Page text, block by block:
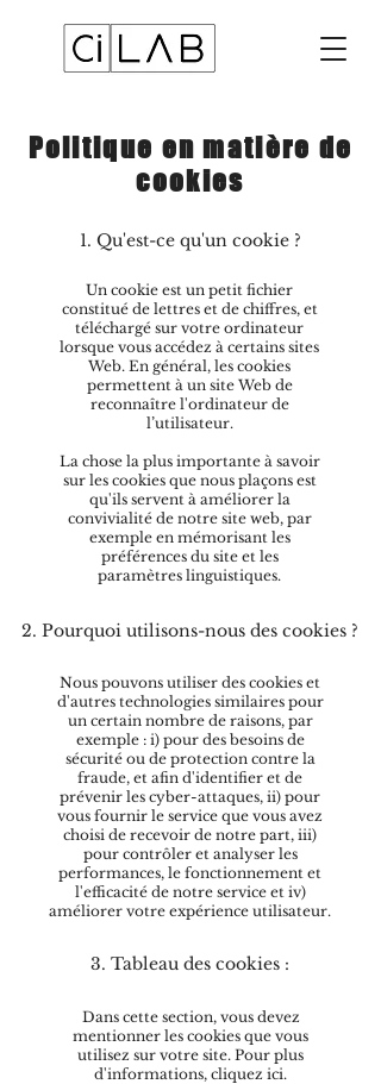
Politique en matière de
cookies
1. Qu'est-ce qu'un cookie ?
Un cookie est un petit fichier
constitué de lettres et de chiffres, et
téléchargé sur votre ordinateur
lorsque vous accédez à certains sites
Web. En général, les cookies
permettent à un site Web de
reconnaître l'ordinateur de
l’utilisateur.
La chose la plus importante à savoir
sur les cookies que nous plaçons est
qu'ils servent à améliorer la
convivialité de notre site web, par
exemple en mémorisant les
préférences du site et les
paramètres linguistiques.
2. Pourquoi utilisons-nous des cookies ?
Nous pouvons utiliser des cookies et
d'autres technologies similaires pour
un certain nombre de raisons, par
exemple : i) pour des besoins de
sécurité ou de protection contre la
fraude, et afin d'identifier et de
prévenir les cyber-attaques, ii) pour
vous fournir le service que vous avez
choisi de recevoir de notre part, iii)
pour contrôler et analyser les
performances, le fonctionnement et
l'efficacité de notre service et iv)
améliorer votre expérience utilisateur.
3. Tableau des cookies :
Dans cette section, vous devez
mentionner les cookies que vous
utilisez sur votre site. Pour plus
d'informations, cliquez ici.